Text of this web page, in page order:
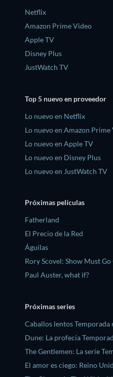
Netflix
Amazon Prime Video
Apple TV
Disney Plus
JustWatch TV
Top 5 nuevo en proveedor
Lo nuevo en Netflix
Lo nuevo en Amazon Prime
Lo nuevo en Apple TV
Lo nuevo en Disney Plus
Lo nuevo en JustWatch TV
Próximas películas
Fatherland
El Precio de la Red
Águilas
Rory Scovel: Show Must Go
Paul Auster, what if?
Próximas series
Caballos lentos Temporada
Dune: La profecía
The Gentlemen: La serie
El amor es ciego: Reino